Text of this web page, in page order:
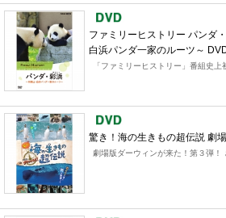
ファミリーヒストリー パンダ
白浜パンダ一家のルーツ～
「ファミリーヒストリー」番組史上
驚き！海の生きもの超伝説 劇
劇場版ダーウィンが来た！第３弾！